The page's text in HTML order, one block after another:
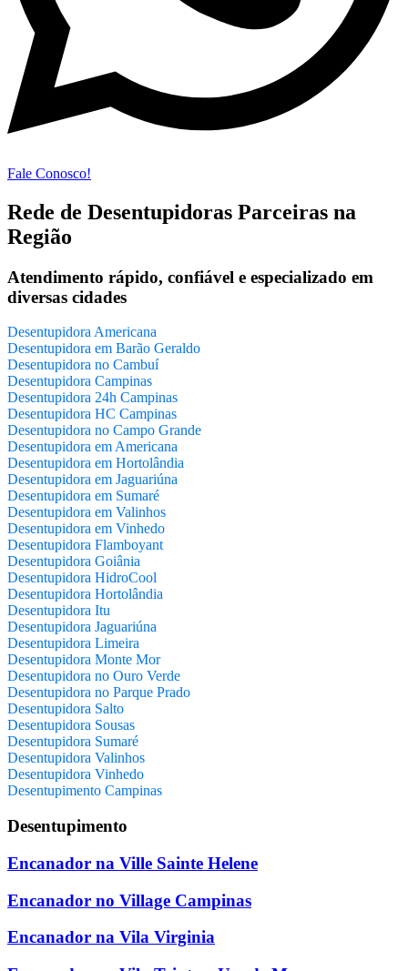
Fale Conosco!
Rede de Desentupidoras Parceiras na
Região
Atendimento rápido, confiável e especializado em
diversas cidades
Desentupidora Americana
Desentupidora em Barão Geraldo
Desentupidora no Cambuí
Desentupidora Campinas
Desentupidora 24h Campinas
Desentupidora HC Campinas
Desentupidora no Campo Grande
Desentupidora em Americana
Desentupidora em Hortolândia
Desentupidora em Jaguariúna
Desentupidora em Sumaré
Desentupidora em Valinhos
Desentupidora em Vinhedo
Desentupidora Flamboyant
Desentupidora Goiânia
Desentupidora HidroCool
Desentupidora Hortolândia
Desentupidora Itu
Desentupidora Jaguariúna
Desentupidora Limeira
Desentupidora Monte Mor
Desentupidora no Ouro Verde
Desentupidora no Parque Prado
Desentupidora Salto
Desentupidora Sousas
Desentupidora Sumaré
Desentupidora Valinhos
Desentupidora Vinhedo
Desentupimento Campinas
Desentupimento
Encanador na Ville Sainte Helene
Encanador no Village Campinas
Encanador na Vila Virginia